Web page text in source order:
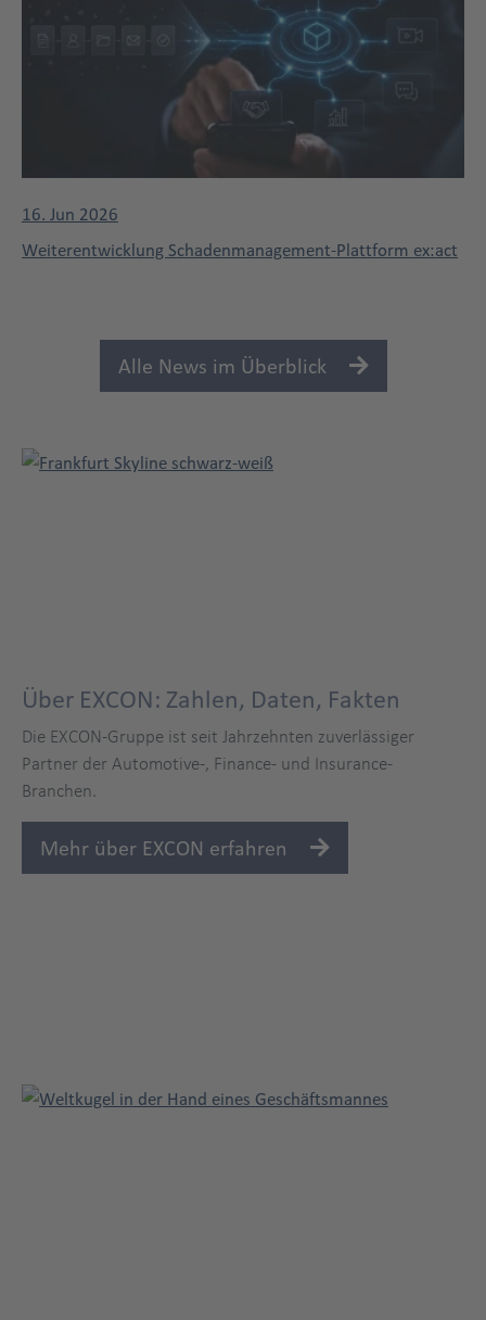
16. Jun 2026
Weiterentwicklung Schadenmanagement-Plattform ex:act
Alle News im Überblick
Über EXCON: Zahlen, Daten, Fakten
Die EXCON-Gruppe ist seit Jahrzehnten zuverlässiger
Partner der Automotive-, Finance- und Insurance-
Branchen.
Mehr über EXCON erfahren